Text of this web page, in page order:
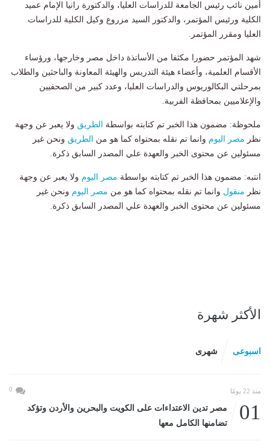
أمين نائب رئيس الجامعة للدراسات العليا، والدكتورة رانيا الإمام عميد
الكلية ورئيس المؤتمر، والدكتور السيد مزروع وكيل الكلية للدراسات
العليا ومقرر المؤتمر.
شهد المؤتمر حضورا مكثفا من الأساتذة داخل مصر وخارجها، ورؤساء
الأقسام العلمية، وأعضاء هيئة التدريس والهيئة المعاونة والباحثين والطلاب
بمرحلتي البكالوريوس والدراسات العليا، وعدد كبير من الصحفيين
والإعلاميين بمحافظة الفربية.
ملحوظة: مضمون هذا الخبر تم كتابته بواسطة الطريق ولا يعبر عن وجهة
نظر مصر اليوم وانما تم نقله بمحتواه كما هو من الطريق ونحن غير
مسئولين عن محتوى الخبر والعهدة علي المصدر السابق ذكرة.
انتبه: مضمون هذا الخبر تم كتابته بواسطة مصر اليوم ولا يعبر عن وجهة
نظر منقول وانما تم نقله بمحتواه كما هو من مصر اليوم ونحن غير
مسئولين عن محتوى الخبر والعهدة علي المصدر السابق ذكرة.
الأكثر شهرة
اسبوعى شهرى
منذ 22 يومًا 0
01
مصر تدين الاعتداءات على الكويت والبحرين والأردن وتؤكد
تضامنها الكامل معها